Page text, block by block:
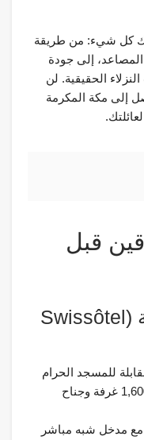
كل شيء: من طريقة
إلى جودة
الحقيقية. لن
إلى مكة المكرمة
قبل
فندق سويس أوتيل مكة (Swissôtel
للمسجد الحرام
مع مدخل شبه مباشر